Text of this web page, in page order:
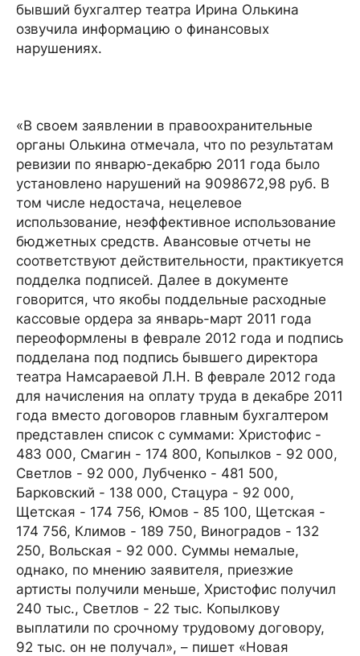
бывший бухгалтер театра Ирина Олькина
озвучила информацию о финансовых
нарушениях.
«В своем заявлении в правоохранительные
органы Олькина отмечала, что по результатам
ревизии по январю-декабрю 2011 года было
установлено нарушений на 9098672,98 руб. В
том числе недостача, нецелевое
использование, неэффективное использование
бюджетных средств. Авансовые отчеты не
соответствуют действительности, практикуется
подделка подписей. Далее в документе
говорится, что якобы поддельные расходные
кассовые ордера за январь-март 2011 года
переоформлены в феврале 2012 года и подпись
подделана под подпись бывшего директора
театра Намсараевой Л.Н. В феврале 2012 года
для начисления на оплату труда в декабре 2011
года вместо договоров главным бухгалтером
представлен список с суммами: Христофис -
483 000, Смагин - 174 800, Копылков - 92 000,
Светлов - 92 000, Лубченко - 481 500,
Барковский - 138 000, Стацура - 92 000,
Щетская - 174 756, Юмов - 85 100, Щетская -
174 756, Климов - 189 750, Виноградов - 132
250, Вольская - 92 000. Суммы немалые,
однако, по мнению заявителя, приезжие
артисты получили меньше, Христофис получил
240 тыс., Светлов - 22 тыс. Копылкову
выплатили по срочному трудовому договору,
92 тыс. он не получал», – пишет «Новая